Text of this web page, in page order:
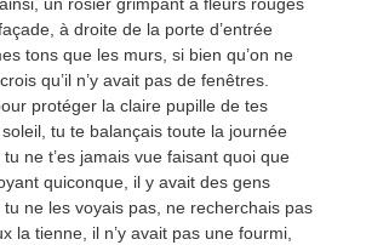
à droite de la porte d’entrée
tons que les murs, si bien qu’on ne
qu’il n’y avait pas de fenêtres.
protéger la claire pupille de tes
tu te balançais toute la journée
tu ne t’es jamais vue faisant quoi que
quiconque, il y avait des gens
ne les voyais pas, ne recherchais pas
la tienne, il n’y avait pas une fourmi,